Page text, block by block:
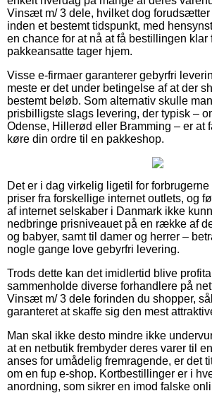
Vinsæt m/ 3 dele, hvilket dog
inden et bestemt tidspunkt, med
en chance for at nå at få bestillingen klar
pakkeansatte tager hjem.
Visse e-firmaer garanterer gebyrfri
meste er det under betingelse af at der
bestemt beløb. Som alternativ skulle
prisbilligste slags levering, der typisk –
Odense, Hillerød eller Bramming – er at
køre din ordre til en pakkeshop.
Det er i dag virkelig ligetil for
priser fra forskellige internet outlets, og
af internet selskaber i Danmark ikke
nedbringe prisniveauet på en række af
og babyer, samt til damer og herrer –
nogle gange love gebyrfri levering.
Trods dette kan det imidlertid blive
sammenholde diverse forhandlere på
Vinsæt m/ 3 dele forinden du shopper,
garanteret at skaffe sig den mest
Man skal ikke desto mindre ikke
at en netbutik frembyder deres varer til
anses for umådelig fremragende, er det
om en fup e-shop. Kortbestillinger er i
anordning, som sikrer en imod falske